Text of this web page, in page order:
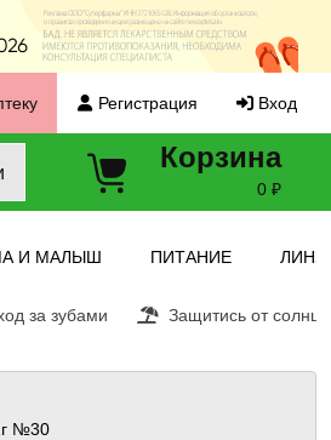
Регистрация Вход
Корзина
0 ₽
И МАЛЫШ ПИТАНИЕ ЛИНЗЫ
за зубами Защитись от солнца
№30